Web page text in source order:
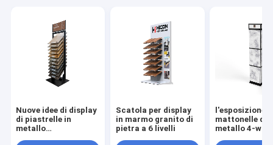
Nuove idee di display
di piastrelle in
metallo
Scatola per display
in marmo granito di
pietra a 6 livelli
l'esposizione
mattonelle del
metallo 4-way